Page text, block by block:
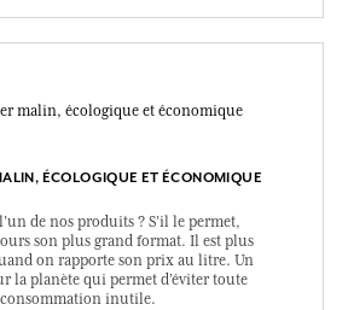
ÉCOLOGIQUE ET ÉCONOMIQUE
de nos produits ? S’il le permet,
son plus grand format. Il est plus
on rapporte son prix au litre. Un
la planète qui permet d’éviter toute
consommation inutile.